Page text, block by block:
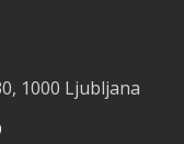
1000 Ljubljana